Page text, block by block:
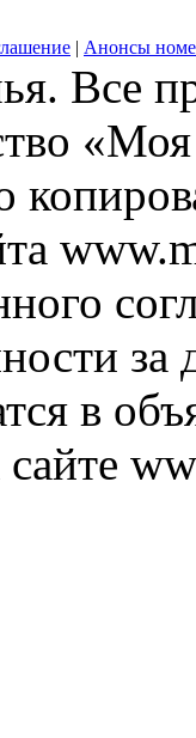
| Анонсы
Все
в